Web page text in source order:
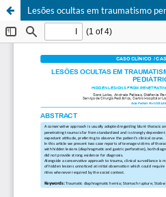
Lesões ocultas em traumatismo